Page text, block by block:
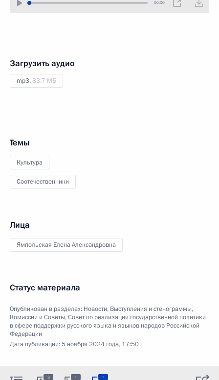
00:00
Загрузить аудио
mp3,83.7 МБ
Темы
Культура
Соотечественники
Лица
Ямпольская Елена Александровна
Статус материала
Опубликован в разделах: Новости, Выступления и стенограммы,
Комиссии и Советы,Совет по реализации государственной политики
в сфере поддержки русского языка и языков народов Российской
Федерации
Дата публикации:5 ноября 2024 года, 17:50
3 : :